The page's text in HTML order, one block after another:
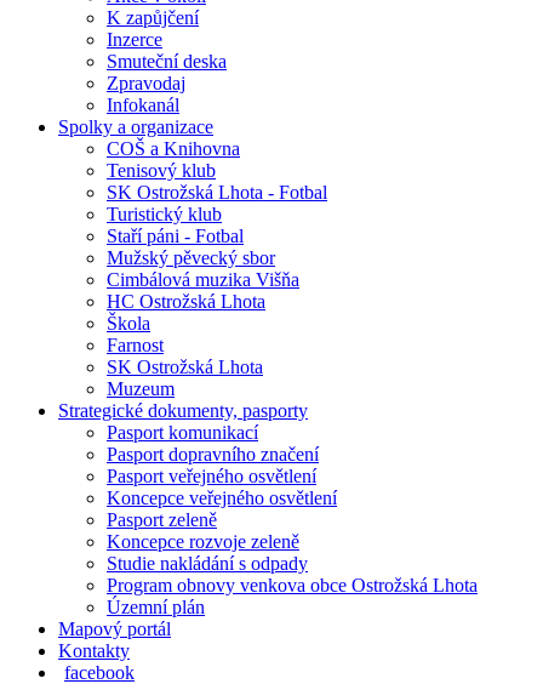
K zapůjčení
Inzerce
Smuteční deska
Zpravodaj
Infokanál
Spolky a organizace
COŠ a Knihovna
Tenisový klub
SK Ostrožská Lhota - Fotbal
Turistický klub
Staří páni - Fotbal
Mužský pěvecký sbor
Cimbálová muzika Višňa
HC Ostrožská Lhota
Škola
Farnost
SK Ostrožská Lhota
Muzeum
Strategické dokumenty, pasporty
Pasport komunikací
Pasport dopravního značení
Pasport veřejného osvětlení
Koncepce veřejného osvětlení
Pasport zeleně
Koncepce rozvoje zeleně
Studie nakládání s odpady
Program obnovy venkova obce Ostrožská Lhota
Územní plán
Mapový portál
Kontakty
facebook